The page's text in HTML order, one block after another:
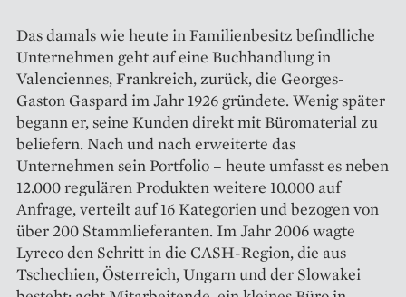
Das damals wie heute in Familienbesitz befindliche
Unternehmen geht auf eine Buchhandlung in
Valenciennes, Frankreich, zurück, die Georges-
Gaston Gaspard im Jahr 1926 gründete. Wenig später
begann er, seine Kunden direkt mit Büromaterial zu
beliefern. Nach und nach erweiterte das
Unternehmen sein Portfolio – heute umfasst es neben
12.000 regulären Produkten weitere 10.000 auf
Anfrage, verteilt auf 16 Kategorien und bezogen von
über 200 Stammlieferanten. Im Jahr 2006 wagte
Lyreco den Schritt in die CASH-Region, die aus
Tschechien, Österreich, Ungarn und der Slowakei